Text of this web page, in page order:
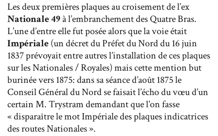
Les deux premières plaques au croisement de l’ex
Nationale 49à l’embranchement des Quatre Bras.
L’une d’entre elle fut posée alors que la voie était
Impériale(un décret du Préfet du Nord du 16 juin
1837 prévoyait entre autres l’installation de ces plaques
sur les Nationales / Royales) mais cette mention but
burinée vers 1875: dans sa séance d’août 1875 le
Conseil Général du Nord se faisait l’écho du vœu d’un
certain M. Trystram demandant que l’on fasse
« disparaître le mot Impériale des plaques indicatrices
des routes Nationales ».